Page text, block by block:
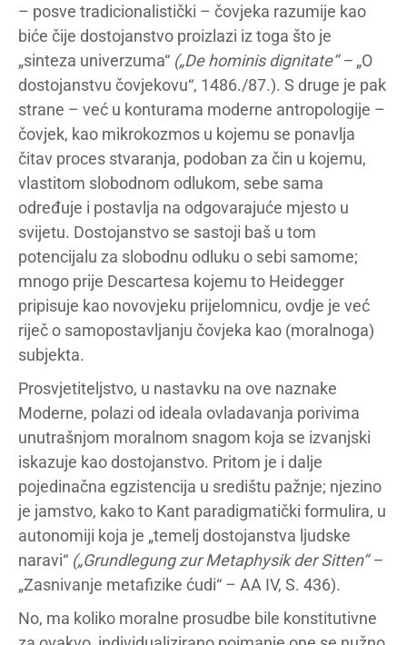
– posve tradicionalistički – čovjeka razumije kao
biće čije dostojanstvo proizlazi iz toga što je
„sinteza univerzuma“ („De hominis dignitate“ – „O
dostojanstvu čovjekovu“, 1486./87.). S druge je pak
strane – već u konturama moderne antropologije –
čovjek, kao mikrokozmos u kojemu se ponavlja
čitav proces stvaranja, podoban za čin u kojemu,
vlastitom slobodnom odlukom, sebe sama
određuje i postavlja na odgovarajuće mjesto u
svijetu. Dostojanstvo se sastoji baš u tom
potencijalu za slobodnu odluku o sebi samome;
mnogo prije Descartesa kojemu to Heidegger
pripisuje kao novovjeku prijelomnicu, ovdje je već
riječ o samopostavljanju čovjeka kao (moralnoga)
subjekta.
Prosvjetiteljstvo, u nastavku na ove naznake
Moderne, polazi od ideala ovladavanja porivima
unutrašnjom moralnom snagom koja se izvanjski
iskazuje kao dostojanstvo. Pritom je i dalje
pojedinačna egzistencija u središtu pažnje; njezino
je jamstvo, kako to Kant paradigmatički formulira, u
autonomiji koja je „temelj dostojanstva ljudske
naravi“ („Grundlegung zur Metaphysik der Sitten“ –
„Zasnivanje metafizike ćudi“ – AA IV, S. 436).
No, ma koliko moralne prosudbe bile konstitutivne